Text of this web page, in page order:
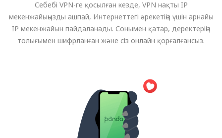
Себебі VPN-ге қосылған кезде, VPN нақты IP
мекенжайыңызды ашпай, Интернеттегі әрекетіңіз үшін арнайы
IP мекенжайын пайдаланады. Сонымен қатар, деректеріңіз
толығымен шифрланған және сіз онлайн қорғалғансыз.